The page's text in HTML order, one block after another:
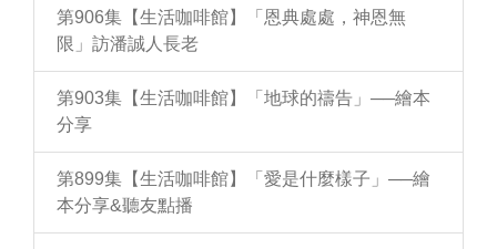
第906集【生活咖啡館】「恩典處處，神恩無
限」訪潘誠人長老
第903集【生活咖啡館】「地球的禱告」──繪本
分享
第899集【生活咖啡館】「愛是什麼樣子」──繪
本分享&聽友點播